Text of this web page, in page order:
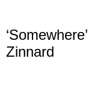
Zinnard